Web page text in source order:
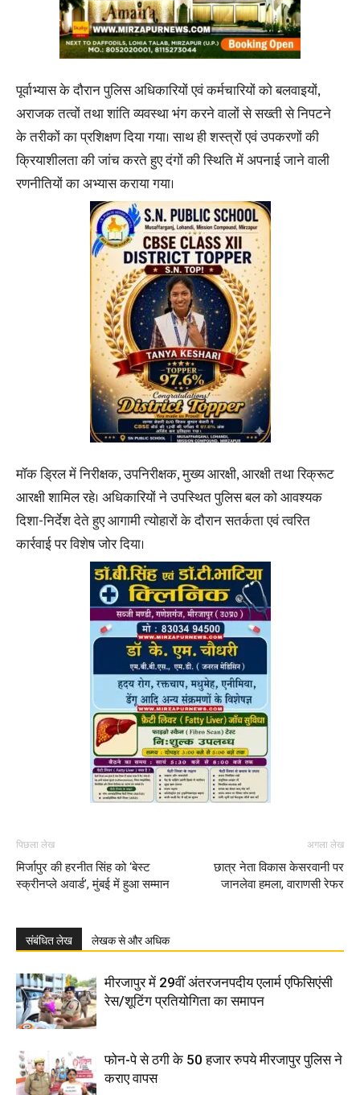
पूर्वाभ्यास के दौरान पुलिस अधिकारियों एवं कर्मचारियों को बलवाइयों,
अराजक तत्वों तथा शांति व्यवस्था भंग करने वालों से सख्ती से निपटने
के तरीकों का प्रशिक्षण दिया गया। साथ ही शस्त्रों एवं उपकरणों की
क्रियाशीलता की जांच करते हुए दंगों की स्थिति में अपनाई जाने वाली
रणनीतियों का अभ्यास कराया गया।
मॉक ड्रिल में निरीक्षक, उपनिरीक्षक, मुख्य आरक्षी, आरक्षी तथा रिक्रूट
आरक्षी शामिल रहे। अधिकारियों ने उपस्थित पुलिस बल को आवश्यक
दिशा-निर्देश देते हुए आगामी त्योहारों के दौरान सतर्कता एवं त्वरित
कार्रवाई पर विशेष जोर दिया।
पिछला लेख
मिर्जापुर की हरनीत सिंह को ‘बेस्ट
स्क्रीनप्ले अवार्ड’, मुंबई में हुआ सम्मान
अगला लेख
छात्र नेता विकास केसरवानी पर
जानलेवा हमला, वाराणसी रेफर
संबंधित लेख लेखक से और अधिक
मीरजापुर में 29वीं अंतरजनपदीय एलार्म एफिसिएंसी
रेस/शूटिंग प्रतियोगिता का समापन
फोन-पे से ठगी के 50 हजार रुपये मीरजापुर पुलिस ने
कराए वापस